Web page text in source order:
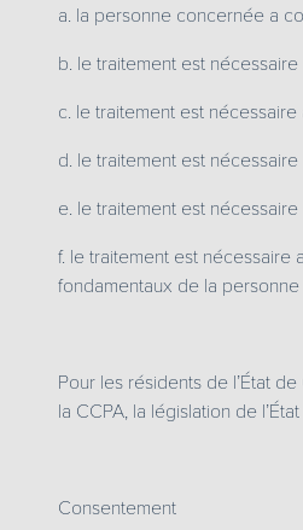
a. la personne concernée a
b. le traitement est
c. le traitement est
d. le traitement est
e. le traitement est
f. le traitement est nécessaire
fondamentaux de la
Pour les résidents de l’État
la CCPA, la législation de
Consentement